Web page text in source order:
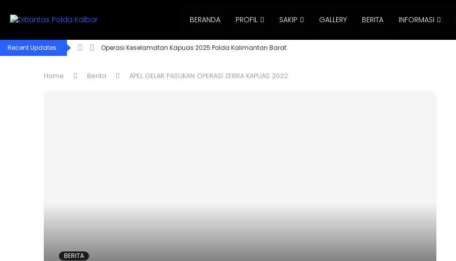
BERANDA PROFIL SAKIP GALLERY BERITA INFORMASI
Recent Updates : Operasi Keselamatan Kapuas 2025 Polda Kalimantan Barat
Home Berita APEL GELAR PASUKAN OPERASI ZEBRA KAPUAS 2022
BERITA